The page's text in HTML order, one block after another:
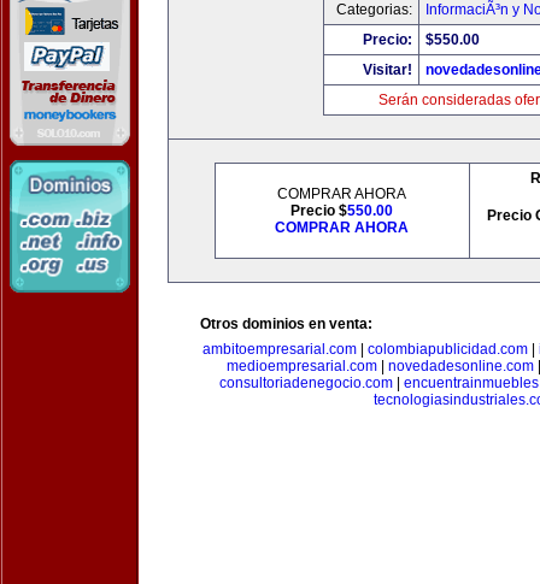
Categorias:
InformaciÃ³n y
Precio:
$550.00
Visitar!
Serán consideradas
COMPRAR AHORA
Precio $550.00
COMPRAR AHORA
Precio
Otros dominios en venta:
ambitoempresarial.com| colombiapublicidad.com|
medioempresarial.com| novedadesonline.com
consultoriadenegocio.com|